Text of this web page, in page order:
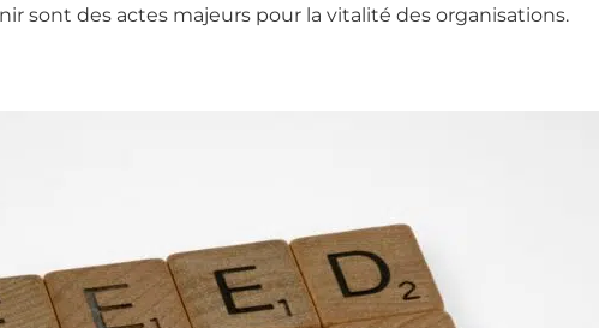
sont des actes majeurs pour la vitalité des organisations.